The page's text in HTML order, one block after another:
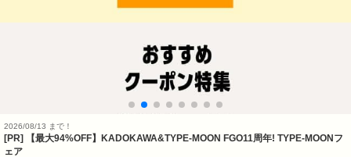
2026/08/13 まで！
[PR]
【最大94%OFF】KADOKAWA&TYPE-MOON FGO11周年! TYPE-MOONフ
ェア